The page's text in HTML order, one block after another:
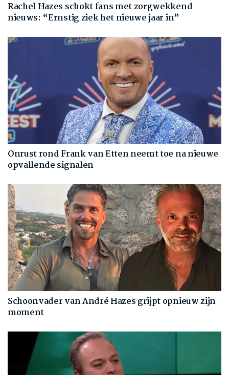
Rachel Hazes schokt fans met zorgwekkend
nieuws: “Ernstig ziek het nieuwe jaar in”
Onrust rond Frank van Etten neemt toe na nieuwe
opvallende signalen
Schoonvader van André Hazes grijpt opnieuw zijn
moment